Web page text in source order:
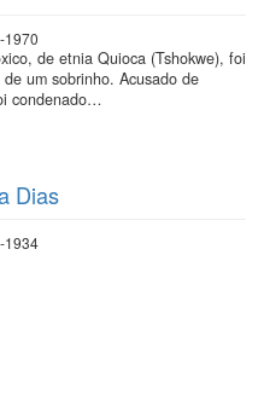
1970
de etnia Quioca (Tshokwe), foi
um sobrinho. Acusado de
condenado…
Dias
1934